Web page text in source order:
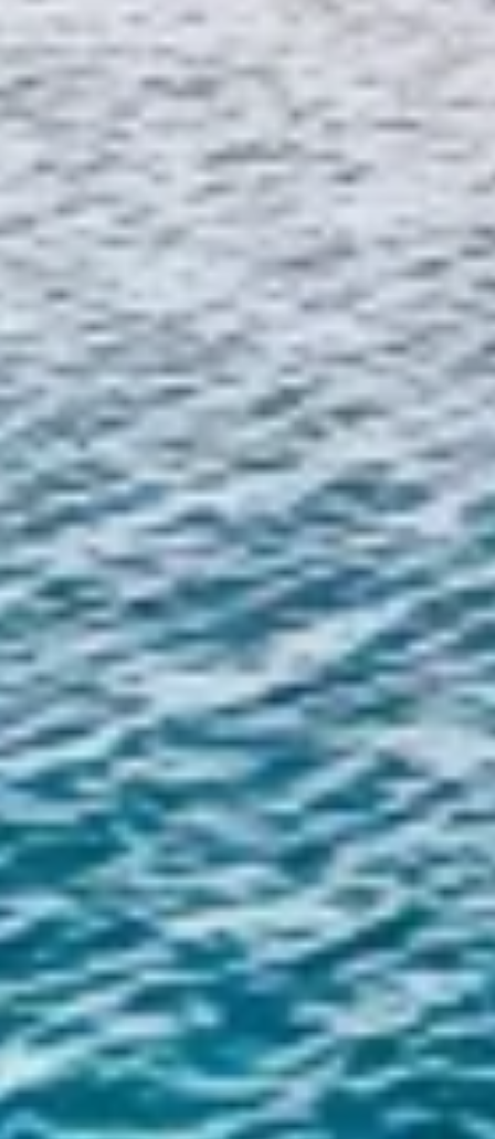
Utilizamos os seus dados para as seguintes finalidades:
Finalidades de processamento do IAB:
Armazenar e/ou acessar informações em um
dispositivo
Usar dados limitados para selecionar
publicidade
Criar perfis para publicidade personalizada
Usar perfis para selecionar publicidade
personalizada
Criar perfis para personalizar conteúdo
Usar perfis para selecionar conteúdo
personalizado
Medir o desempenho da publicidade
Medir o desempenho do conteúdo
Entender o público por meio de estatísticas
ou combinações de dados de fontes
diferentes.
Desenvolver e melhorar os serviços
Usar dados limitados para selecionar
conteúdo
Recursos especiais do IAB:
Usar dados exatos de geolocalização
Identificar dispositivos com base nas
informações solicitadas ativamente
Finalidades de processamento não IAB:
Necessário
Desempenho
Funcional
Publicidade